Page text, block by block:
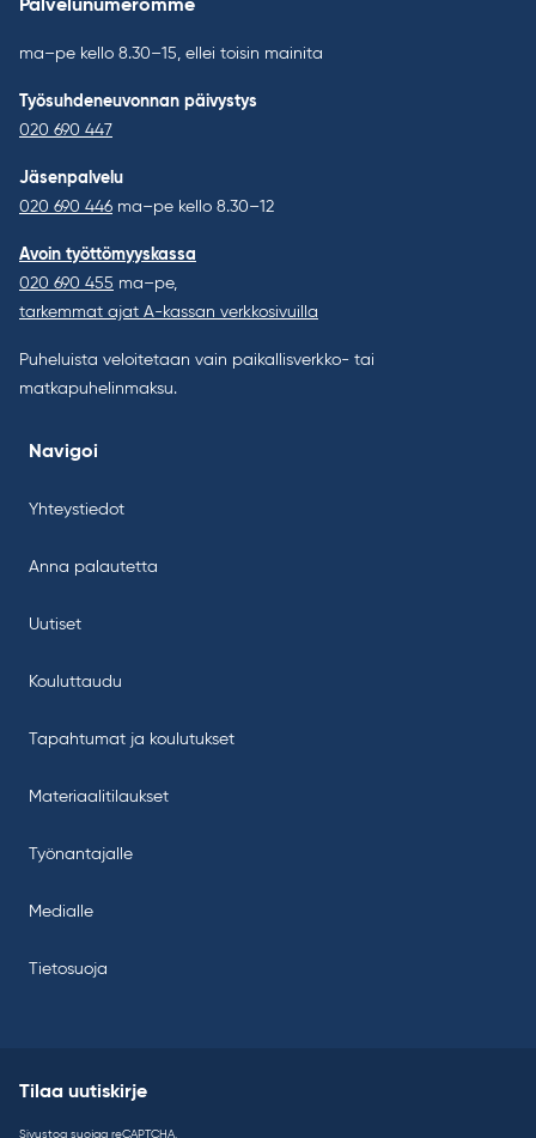
Palvelunumeromme
ma–pe kello 8.30–15, ellei toisin mainita
Työsuhdeneuvonnan päivystys
020 690 447
Jäsenpalvelu
020 690 446 ma–pe kello 8.30–12
Avoin työttömyyskassa
020 690 455 ma–pe,
tarkemmat ajat A-kassan verkkosivuilla
Puheluista veloitetaan vain paikallisverkko- tai
matkapuhelinmaksu.
Navigoi
Yhteystiedot
Anna palautetta
Uutiset
Kouluttaudu
Tapahtumat ja koulutukset
Materiaalitilaukset
Työnantajalle
Medialle
Tietosuoja
Tilaa uutiskirje
Sivustoa suojaa reCAPTCHA.